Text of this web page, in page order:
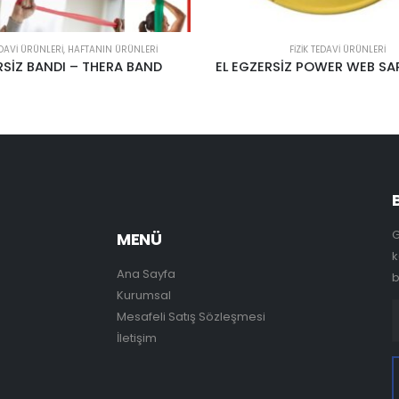
FIZIK TEDAVI ÜRÜNLERI
POWER WEB SARI LEVEL 1*
FIZIK TEDAVI ÜRÜNLERI, HAFTANIN ÜRÜNLERI
TENS ELEKTRODU
MENÜ
Ana Sayfa
Kurumsal
Mesafeli Satış Sözleşmesi
İletişim